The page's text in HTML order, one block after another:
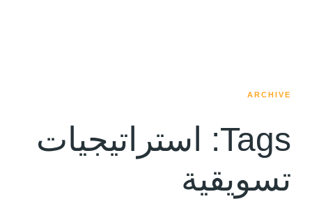
استراتيجيات